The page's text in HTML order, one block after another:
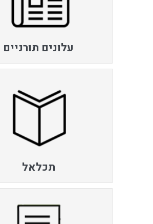
עלונים תורניים
תכלאל